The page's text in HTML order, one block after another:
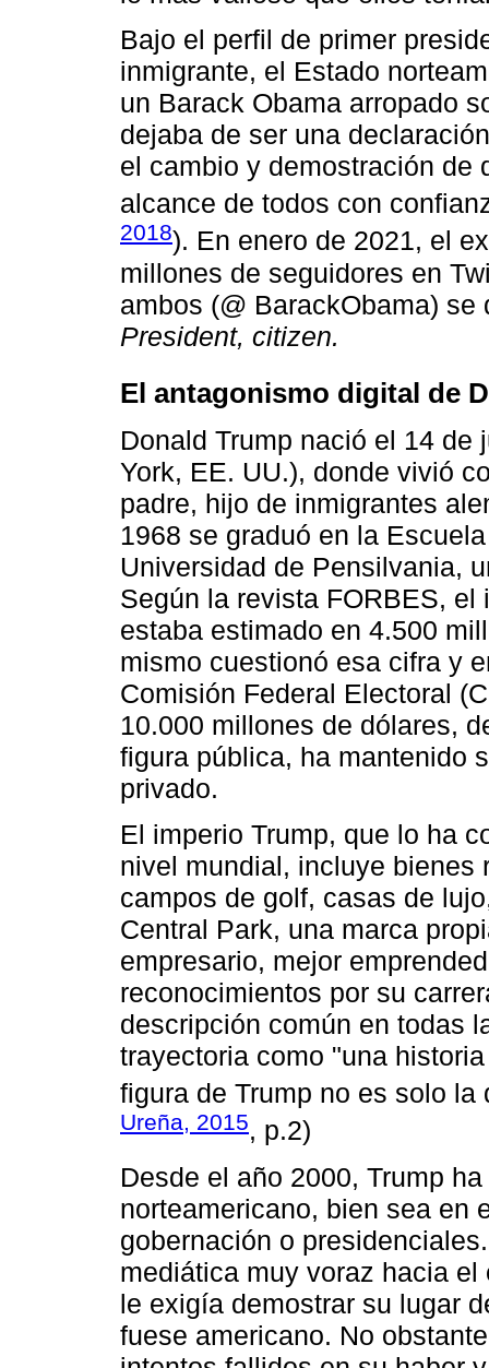
Bajo el perfil de primer
inmigrante, el Estado
un Barack Obama arropado
dejaba de ser una
el cambio y demostración de
alcance de todos con
2018). En enero de 2021, el
millones de seguidores en
ambos (@ BarackObama)
President, citizen.
El antagonismo digital de
Donald Trump nació el 14 de
York, EE. UU.), donde vivió
padre, hijo de inmigrantes
1968 se graduó en la
Universidad de Pensilvania,
Según la revista FORBES,
estaba estimado en 4.500
mismo cuestionó esa cifra y
Comisión Federal Electoral
10.000 millones de dólares,
figura pública, ha mantenido
privado.
El imperio Trump, que lo ha
nivel mundial, incluye
campos de golf, casas de
Central Park, una marca
empresario, mejor
reconocimientos por su
descripción común en todas
trayectoria como "una
figura de Trump no es solo
Ureña, 2015, p.2)
Desde el año 2000, Trump
norteamericano, bien sea en
gobernación o
mediática muy voraz hacia
le exigía demostrar su lugar
fuese americano. No